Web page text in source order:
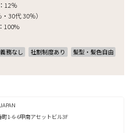
12％
30代 30％）
100%
務なし 社割制度あり
髪型・髪色自由
1-6-6甲南アセットビル3F